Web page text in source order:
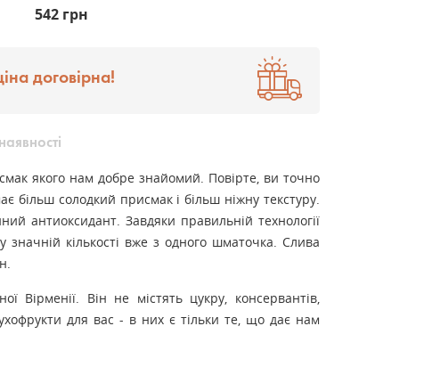
542 грн
договірна!
якого нам добре знайомий. Повірте, ви точно
більш солодкий присмак і більш ніжну текстуру.
антиоксидант. Завдяки правильній технології
кількості вже з одного шматочка. Слива
Вірменії. Він не містять цукру, консервантів,
для вас - в них є тільки те, що дає нам